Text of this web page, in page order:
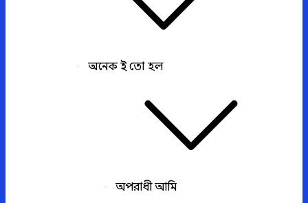
অনেক ই তো হল
অপরাধী আমি